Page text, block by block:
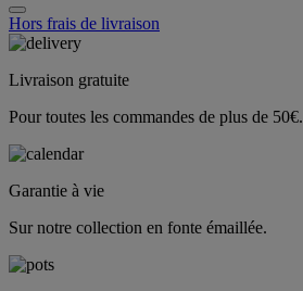
Hors frais de livraison
Livraison gratuite
Pour toutes les commandes de plus de 50€.
Garantie à vie
Sur notre collection en fonte émaillée.